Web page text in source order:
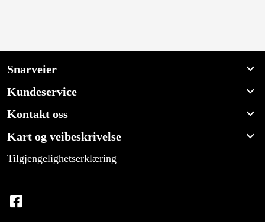
Snarveier
Kundeservice
Kontakt oss
Kart og veibeskrivelse
Tilgjengelighetserklæring